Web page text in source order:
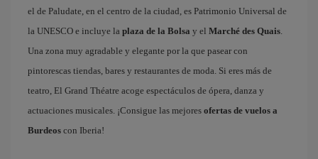
el de Paludate, en el centro de la ciudad, es Patrimonio Universal de
la UNESCO e incluye la plaza de la Bolsa y el Marché des Quais.
Una zona muy agradable y elegante por la que pasear con
pintorescas tiendas, bares y restaurantes de moda. Si eres más de
teatro, El Grand Théatre acoge espectáculos de ópera, danza y
actuaciones musicales. ¡Consigue las mejores ofertas de vuelos a
Burdeos con Iberia!